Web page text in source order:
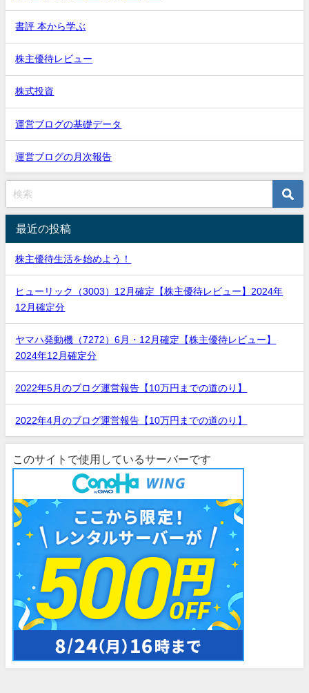
書評 本から学ぶ
株主優待レビュー
株式投資
運営ブログの基礎データ
運営ブログの月次報告
最近の投稿
株主優待生活を始めよう！
ヒューリック（3003）12月確定【株主優待レビュー】2024年
12月確定分
ヤマハ発動機（7272）6月・12月確定【株主優待レビュー】
2024年12月確定分
2022年5月のブログ運営報告【10万円までの道のり】
2022年4月のブログ運営報告【10万円までの道のり】
このサイトで使用しているサーバーです